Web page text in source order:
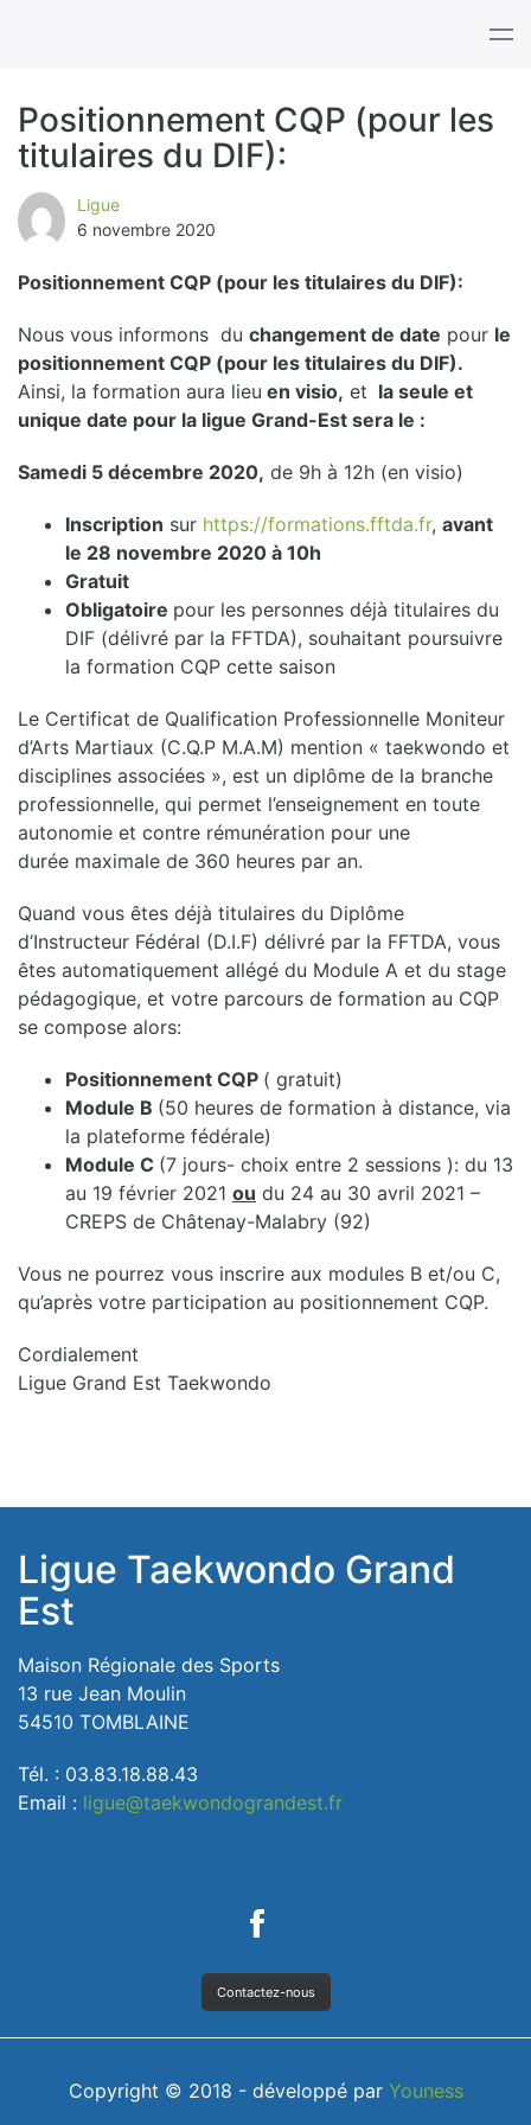
B
l
o
g
Positionnement CQP (pour les
titulaires du DIF):
Ligue
6 novembre 2020
Positionnement CQP (pour les titulaires du DIF):
Nous vous informons du changement de date pour le
positionnement CQP (pour les titulaires du DIF).
Ainsi, la formation aura lieu en visio, et la seule et
unique date pour la ligue Grand-Est sera le :
Samedi 5 décembre 2020, de 9h à 12h (en visio)
Inscription sur https://formations.fftda.fr, avant
le 28 novembre 2020 à 10h
Gratuit
Obligatoire pour les personnes déjà titulaires du
DIF (délivré par la FFTDA), souhaitant poursuivre
la formation CQP cette saison
Le Certificat de Qualification Professionnelle Moniteur
d’Arts Martiaux (C.Q.P M.A.M) mention « taekwondo et
disciplines associées », est un diplôme de la branche
professionnelle, qui permet l’enseignement en toute
autonomie et contre rémunération pour une
durée maximale de 360 heures par an.
Quand vous êtes déjà titulaires du Diplôme
d’Instructeur Fédéral (D.I.F) délivré par la FFTDA, vous
êtes automatiquement allégé du Module A et du stage
pédagogique, et votre parcours de formation au CQP
se compose alors:
Positionnement CQP ( gratuit)
Module B (50 heures de formation à distance, via
la plateforme fédérale)
Module C (7 jours- choix entre 2 sessions ): du 13
au 19 février 2021 ou du 24 au 30 avril 2021 –
CREPS de Châtenay-Malabry (92)
Vous ne pourrez vous inscrire aux modules B et/ou C,
qu’après votre participation au positionnement CQP.
Cordialement
Ligue Grand Est Taekwondo
Ligue Taekwondo Grand
Est
Maison Régionale des Sports
13 rue Jean Moulin
54510 TOMBLAINE
Tél. : 03.83.18.88.43
Email : ligue@taekwondograndest.fr
Contactez-nous
Copyright © 2018 - développé par Youness